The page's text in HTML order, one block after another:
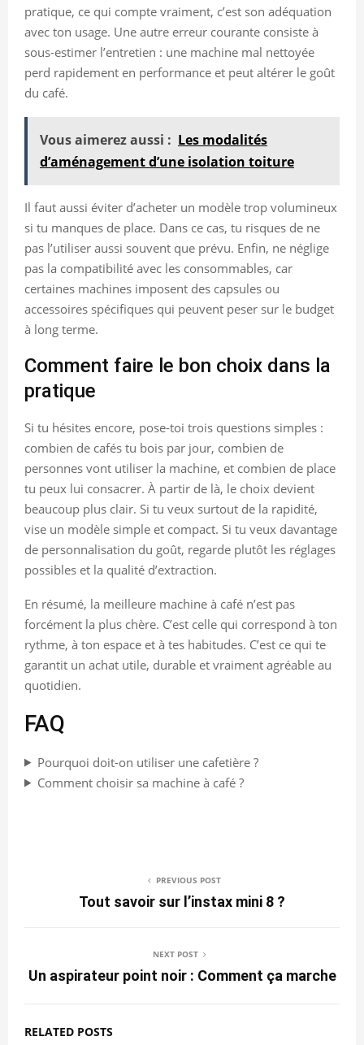
pratique, ce qui compte vraiment, c’est son adéquation
avec ton usage. Une autre erreur courante consiste à
sous-estimer l’entretien : une machine mal nettoyée
perd rapidement en performance et peut altérer le goût
du café.
Vous aimerez aussi : Les modalités
d’aménagement d’une isolation toiture
Il faut aussi éviter d’acheter un modèle trop volumineux
si tu manques de place. Dans ce cas, tu risques de ne
pas l’utiliser aussi souvent que prévu. Enfin, ne néglige
pas la compatibilité avec les consommables, car
certaines machines imposent des capsules ou
accessoires spécifiques qui peuvent peser sur le budget
à long terme.
Comment faire le bon choix dans la
pratique
Si tu hésites encore, pose-toi trois questions simples :
combien de cafés tu bois par jour, combien de
personnes vont utiliser la machine, et combien de place
tu peux lui consacrer. À partir de là, le choix devient
beaucoup plus clair. Si tu veux surtout de la rapidité,
vise un modèle simple et compact. Si tu veux davantage
de personnalisation du goût, regarde plutôt les réglages
possibles et la qualité d’extraction.
En résumé, la meilleure machine à café n’est pas
forcément la plus chère. C’est celle qui correspond à ton
rythme, à ton espace et à tes habitudes. C’est ce qui te
garantit un achat utile, durable et vraiment agréable au
quotidien.
FAQ
Pourquoi doit-on utiliser une cafetière ?
Comment choisir sa machine à café ?
PREVIOUS POST
Tout savoir sur l’instax mini 8 ?
NEXT POST
Un aspirateur point noir : Comment ça marche
RELATED POSTS